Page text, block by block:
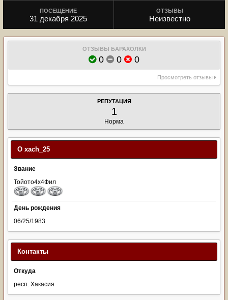
ПОСЕЩЕНИЕ
31 декабря 2025
ОТЗЫВЫ
Неизвестно
ОТЗЫВЫ БАРАХОЛКИ
0 0 0
Просмотреть отзывы
РЕПУТАЦИЯ
1
Норма
О xach_25
Звание
Тойото4х4Фил
День рождения
06/25/1983
Контакты
Откуда
респ. Хакасия